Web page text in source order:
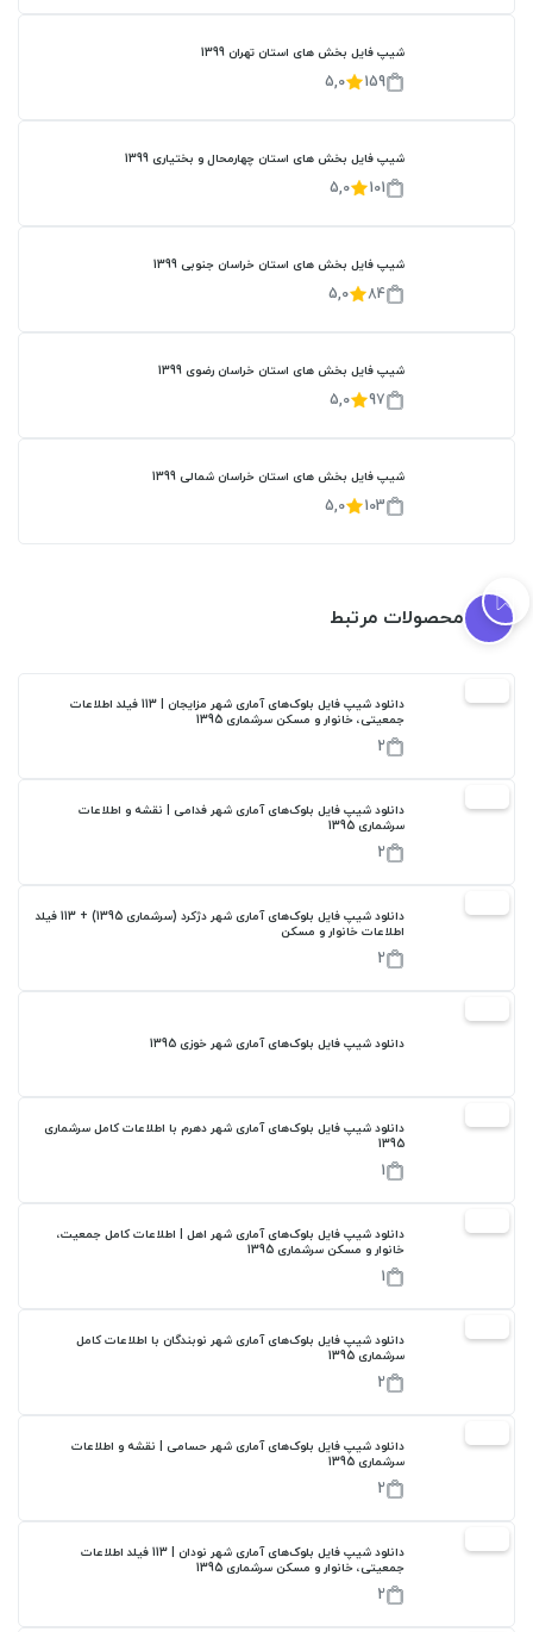
شیپ فایل بخش های استان تهران 1399
159
5,0
شیپ فایل بخش های استان چهارمحال و بختیاری 1399
101
5,0
شیپ فایل بخش های استان خراسان جنوبی 1399
84
5,0
شیپ فایل بخش های استان خراسان رضوی 1399
97
5,0
شیپ فایل بخش های استان خراسان شمالی 1399
103
5,0
محصولات مرتبط
دانلود شیپ فایل بلوک‌های آماری شهر مزایجان | 113 فیلد اطلاعات
جمعیتی، خانوار و مسکن سرشماری 1395
2
دانلود شیپ فایل بلوک‌های آماری شهر فدامی | نقشه و اطلاعات
سرشماری 1395
2
دانلود شیپ فایل بلوک‌های آماری شهر دژکرد (سرشماری 1395) + 113 فیلد
اطلاعات خانوار و مسکن
2
دانلود شیپ فایل بلوک‌های آماری شهر خوزی 1395
دانلود شیپ فایل بلوک‌های آماری شهر دهرم با اطلاعات کامل سرشماری
1395
1
دانلود شیپ فایل بلوک‌های آماری شهر اهل | اطلاعات کامل جمعیت،
خانوار و مسکن سرشماری 1395
1
دانلود شیپ فایل بلوک‌های آماری شهر نوبندگان با اطلاعات کامل
سرشماری 1395
2
دانلود شیپ فایل بلوک‌های آماری شهر حسامی | نقشه و اطلاعات
سرشماری 1395
2
دانلود شیپ فایل بلوک‌های آماری شهر نودان | 113 فیلد اطلاعات
جمعیتی، خانوار و مسکن سرشماری 1395
2